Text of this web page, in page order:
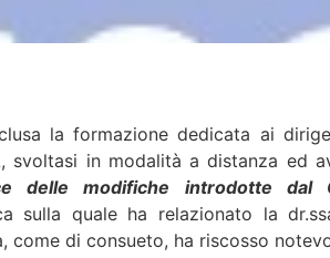
la formazione dedicata ai
svoltasi in modalità a distanza ed
delle modifiche introdotte
sulla quale ha relazionato la
come di consueto, ha riscosso